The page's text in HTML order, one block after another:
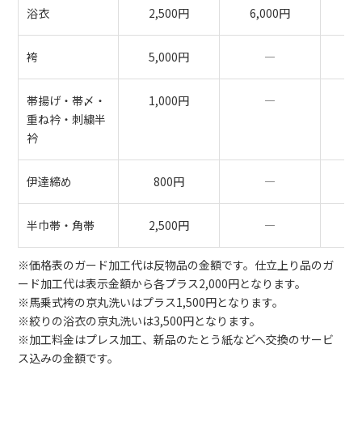
浴衣 2,500円 6,000円
袴 5,000円 ―
帯揚げ・帯〆・
重ね衿・刺繍半
衿
1,000円 ―
伊達締め 800円 ―
半巾帯・角帯 2,500円 ―
※価格表のガード加工代は反物品の金額です。仕立上り品のガ
ード加工代は表示金額から各プラス2,000円となります。
※馬乗式袴の京丸洗いはプラス1,500円となります。
※絞りの浴衣の京丸洗いは3,500円となります。
※加工料金はプレス加工、新品のたとう紙などへ交換のサービ
ス込みの金額です。